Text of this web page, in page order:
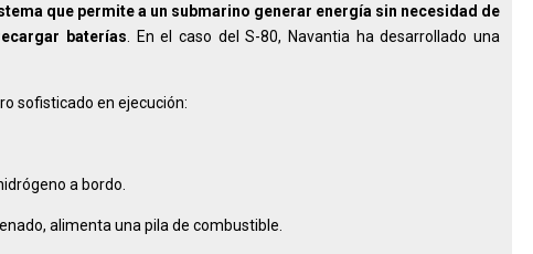
que permite a un submarino generar energía sin necesidad de
baterías . En el caso del S-80, Navantia ha desarrollado una
sofisticado en ejecución:
a bordo.
alimenta una pila de combustible.